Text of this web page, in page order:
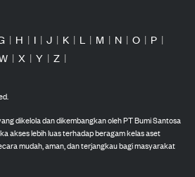
| H | I | J | K | L | M | N | O | P |
| X | Y | Z |
dikelola dan dikembangkan oleh PT Bumi Santosa
akses lebih luas terhadap beragam kelas aset
mudah, aman, dan terjangkau bagi masyarakat